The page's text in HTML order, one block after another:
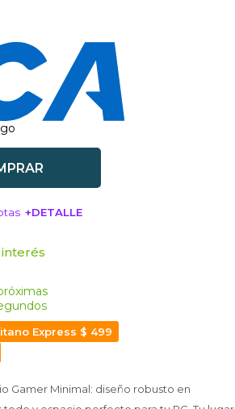
+DETALLE
interés
Express $ 499
Gamer Minimal: diseño robusto en